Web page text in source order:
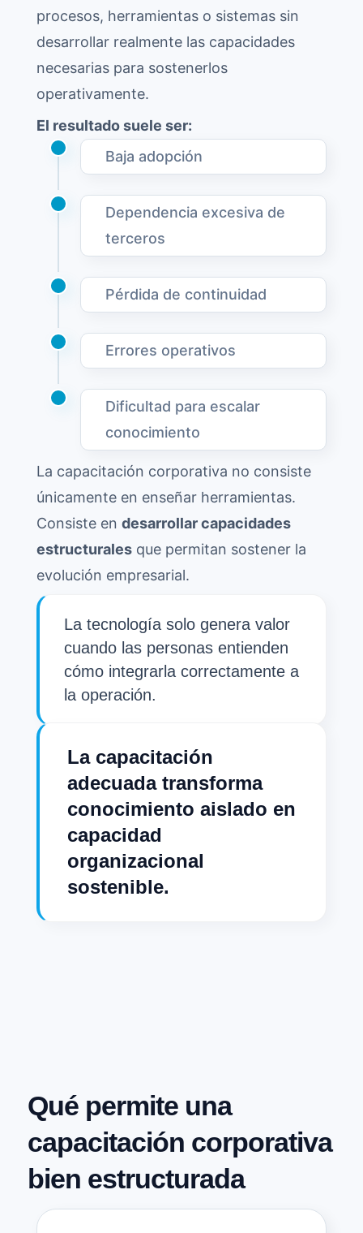
procesos, herramientas o sistemas sin
desarrollar realmente las capacidades
necesarias para sostenerlos
operativamente.
El resultado suele ser:
Baja adopción
Dependencia excesiva de
terceros
Pérdida de continuidad
Errores operativos
Dificultad para escalar
conocimiento
La capacitación corporativa no consiste
únicamente en enseñar herramientas.
Consiste en desarrollar capacidades
estructuralesque permitan sostener la
evolución empresarial.
La tecnología solo genera valor
cuando las personas entienden
cómo integrarla correctamente a
la operación.
La capacitación
adecuada transforma
conocimiento aislado en
capacidad
organizacional
sostenible.
Qué permite una
capacitación corporativa
bien estructurada